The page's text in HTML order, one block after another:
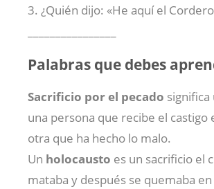
3. ¿Quién dijo: «He aquí el
Palabras que debes
Sacrificio por el pecado significa
una persona que recibe el castigo
otra que ha hecho lo malo.
Un holocausto es un sacrificio el
mataba y después se quemaba